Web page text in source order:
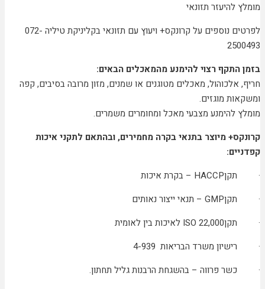
מומלץ להיעזר תזונאי
לפרטים נוספים על קרונקס+ ויעוץ עם תזונאי בקליניקת טיליה 072-
2500493
בזמן התקף רצוי להימנע מהמאכלים הבאים:
חריף, אלכוהול, מאכלים מטוגנים או שמנים, מזון מרובה בסיבים, קפה
ומשקאות מוגזים.
מומלץ להימנע מצבעי מאכל ומחומרים משמרים.
קרונקס+ מיוצר בתנאי בקרה מחמירים, ובהתאם לתקני איכות
קפדניים:
· תקןHACCP – בקרת איכות
· תקןGMP – תנאי ייצור נאותים
· תקןISO 22,000 לאיכות בין לאומית
· רישיון משרד הבריאות 4-939
· כשר פרווה – בהשגחת הרבנות גליל תחתון.